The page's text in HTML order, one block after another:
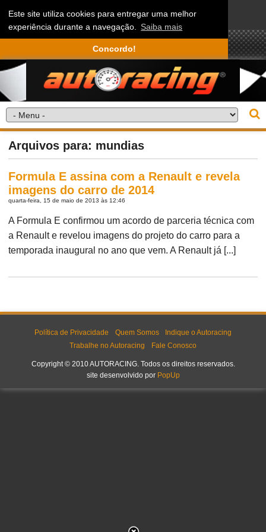
Este site utiliza cookies para entregar uma melhor
experiência durante a navegação. Saiba mais
Concordo!
Arquivos para: mundias
Formula E assina com a Renault e revela
imagens do carro de 2014
quarta-feira, 15 de maio de 2013 às 12:46
A Formula E confirmou um acordo de parceria técnica com
a Renault e revelou imagens do projeto do carro para a
temporada inaugural no ano que vem. A Renault já [...]
Política de Privacidade Quem Somos
Indique o Autoracing
Trabalhe no Autoracing
Fale Conosco
Copyright © 2010 AUTORACING. Todos os direitos reservados.
site desenvolvido por PopUp